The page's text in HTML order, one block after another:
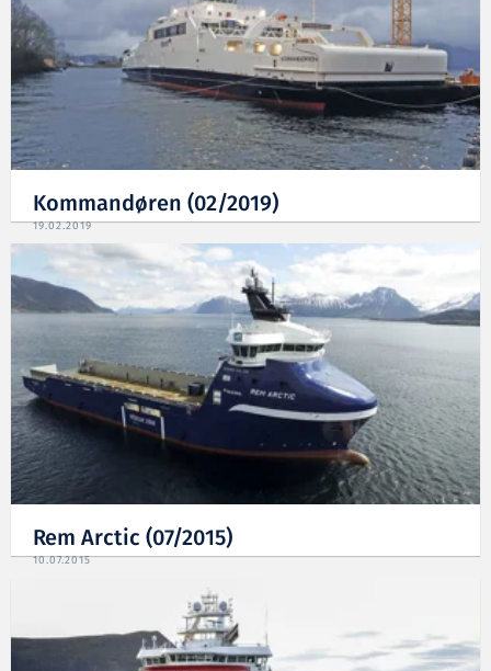
Kommandøren (02/2019)
19.02.2019
Rem Arctic (07/2015)
10.07.2015